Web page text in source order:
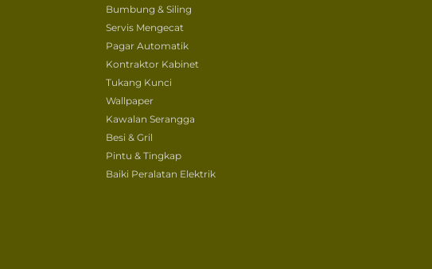
Bumbung & Siling
Servis Mengecat
Pagar Automatik
Kontraktor Kabinet
Tukang Kunci
Wallpaper
Kawalan Serangga
Besi & Gril
Pintu & Tingkap
Baiki Peralatan Elektrik